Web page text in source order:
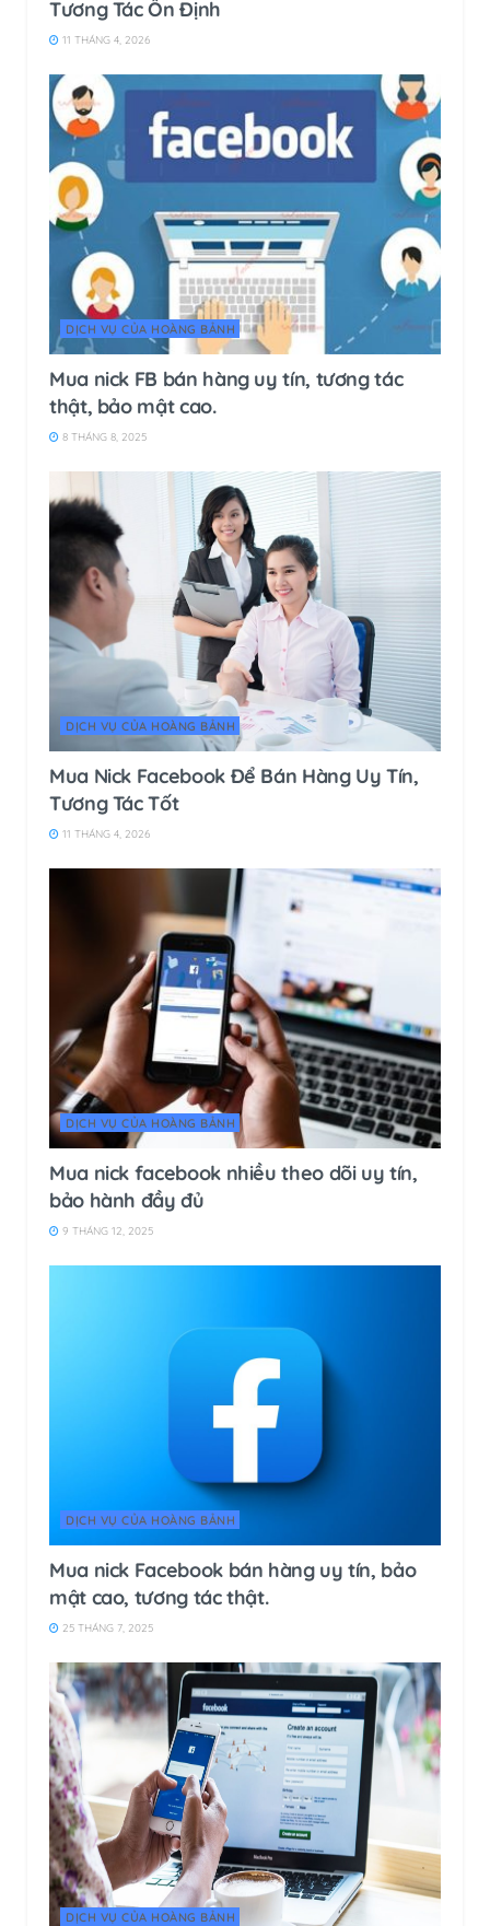
Tương Tác Ổn Định
11 THÁNG 4, 2026
DỊCH VỤ CỦA HOÀNG BẢNH
Mua nick FB bán hàng uy tín, tương tác
thật, bảo mật cao.
8 THÁNG 8, 2025
DỊCH VỤ CỦA HOÀNG BẢNH
Mua Nick Facebook Để Bán Hàng Uy Tín,
Tương Tác Tốt
11 THÁNG 4, 2026
DỊCH VỤ CỦA HOÀNG BẢNH
Mua nick facebook nhiều theo dõi uy tín,
bảo hành đầy đủ
9 THÁNG 12, 2025
DỊCH VỤ CỦA HOÀNG BẢNH
Mua nick Facebook bán hàng uy tín, bảo
mật cao, tương tác thật.
25 THÁNG 7, 2025
DỊCH VỤ CỦA HOÀNG BẢNH